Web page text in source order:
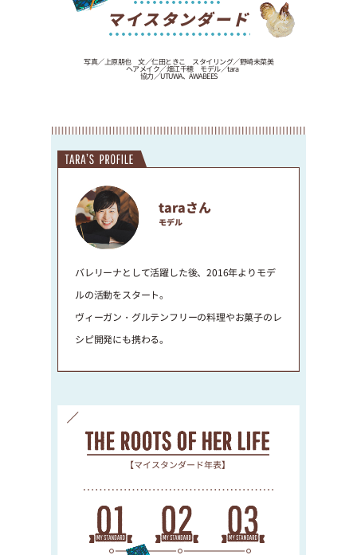
マイスタンダード
写真／上原朋也 文／仁田ときこ スタイリング／野崎未菜美
ヘアメイク／畑江千穂 モデル／tara
協力／UTUWA、AWABEES
taraさん
モデル
バレリーナとして活躍した後、2016年よりモデ
ルの活動をスタート。
ヴィーガン・グルテンフリーの料理やお菓子のレ
シピ開発にも携わる。
【マイスタンダード年表】